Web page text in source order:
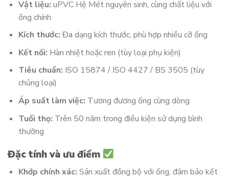
Vật liệu: uPVC Hệ Mét nguyên sinh, cùng chất liệu với
ống chính
Kích thước: Đa dạng kích thước, phù hợp nhiều cỡ ống
Kết nối: Hàn nhiệt hoặc ren (tùy loại phụ kiện)
Tiêu chuẩn: ISO 15874 / ISO 4427 / BS 3505 (tùy
chủng loại)
Áp suất làm việc: Tương đương ống cùng dòng
Tuổi thọ: Trên 50 năm trong điều kiện sử dụng bình
thường
Đặc tính và ưu điểm
Khớp chính xác: Sản xuất đồng bộ với ống, đảm bảo kết